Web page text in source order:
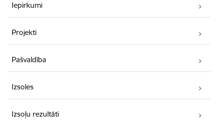
Iepirkumi
Projekti
Pašvaldība
Izsoles
Izsoļu rezultāti